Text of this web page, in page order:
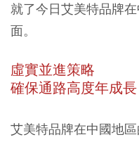
就了今日艾美特品牌
面。
虛實並進策略
確保通路高度年成長
艾美特品牌在中國地